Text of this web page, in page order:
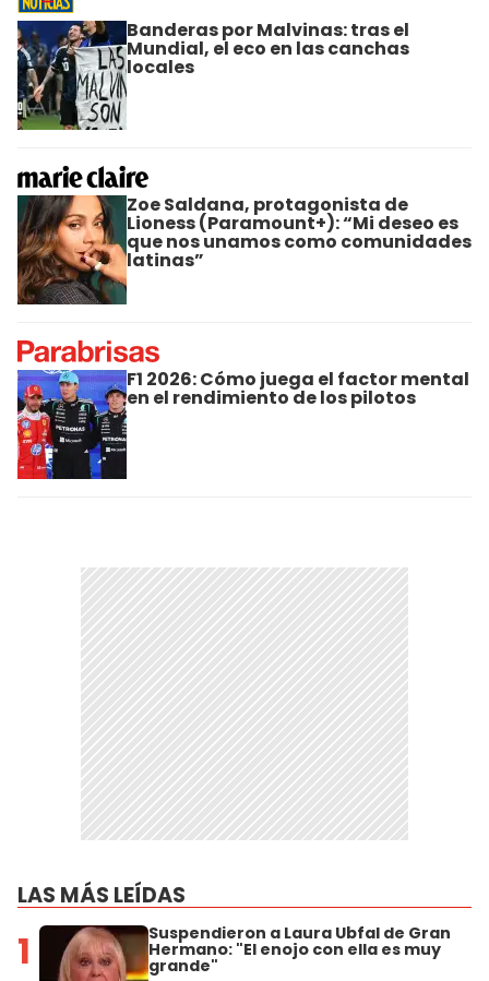
Banderas por Malvinas: tras el
Mundial, el eco en las canchas
locales
Zoe Saldana, protagonista de
Lioness (Paramount+): “Mi deseo es
que nos unamos como comunidades
latinas”
F1 2026: Cómo juega el factor mental
en el rendimiento de los pilotos
LAS MÁS LEÍDAS
1 Suspendieron a Laura Ubfal de Gran
Hermano: "El enojo con ella es muy
grande"